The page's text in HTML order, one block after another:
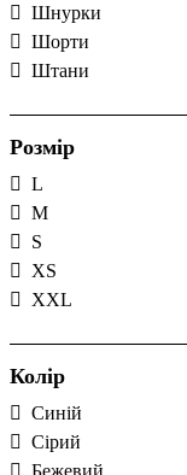
Шнурки
Шорти
Штани
Розмір
L
M
S
XS
XXL
Колір
Cиній
Cірий
Бежевий